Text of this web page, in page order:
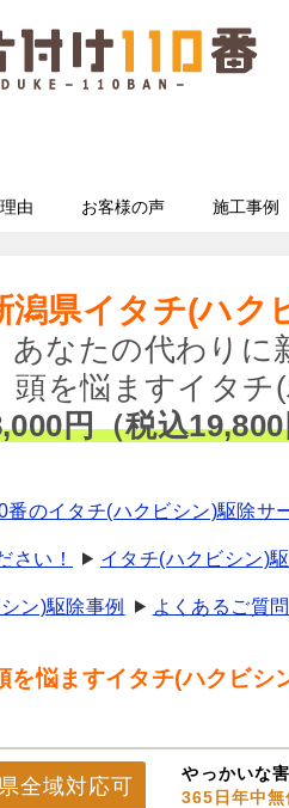
由 お客様の声 施工事例
潟県イタチ(ハク
あなたの代わりに
頭を悩ますイタチ
円（税込
番のイタチ(ハクビシン)駆除サ
さい！ イタチ(ハクビシン)
ン)駆除事例 よくあるご質問
を悩ますイタチ(ハクビシ
全域対応可
やっかいな
365日年中